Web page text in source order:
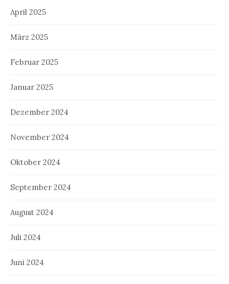
April 2025
März 2025
Februar 2025
Januar 2025
Dezember 2024
November 2024
Oktober 2024
September 2024
August 2024
Juli 2024
Juni 2024